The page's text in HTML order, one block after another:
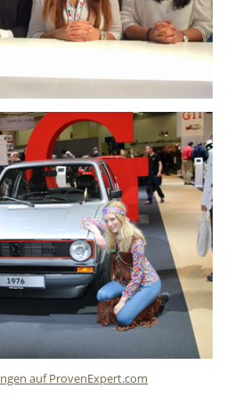
auf ProvenExpert.com